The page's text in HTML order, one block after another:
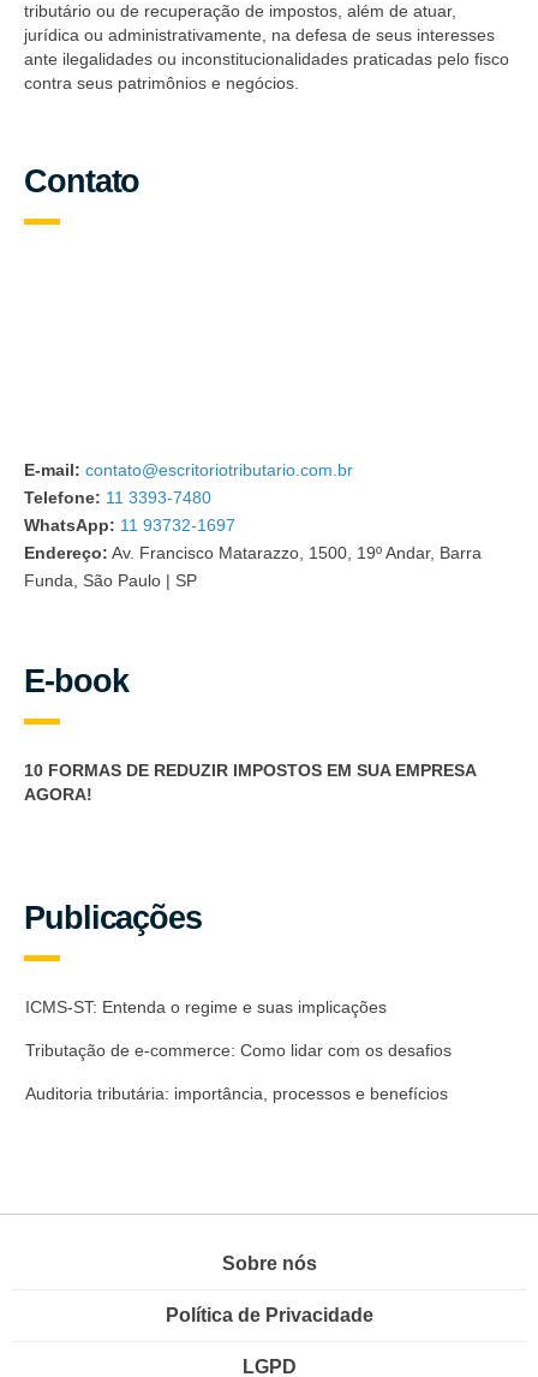
tributário ou de recuperação de impostos, além de atuar,
jurídica ou administrativamente, na defesa de seus interesses
ante ilegalidades ou inconstitucionalidades praticadas pelo fisco
contra seus patrimônios e negócios.
Contato
E-mail: contato@escritoriotributario.com.br
Telefone: 11 3393-7480
WhatsApp: 11 93732-1697
Endereço: Av. Francisco Matarazzo, 1500, 19º Andar, Barra
Funda, São Paulo | SP
E-book
10 FORMAS DE REDUZIR IMPOSTOS EM SUA EMPRESA
AGORA!
Publicações
ICMS-ST: Entenda o regime e suas implicações
Tributação de e-commerce: Como lidar com os desafios
Auditoria tributária: importância, processos e benefícios
Sobre nós
Política de Privacidade
LGPD